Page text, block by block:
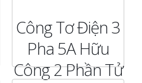
Công Tơ Điện 3
Pha 5A Hữu
Công 2 Phần Tử